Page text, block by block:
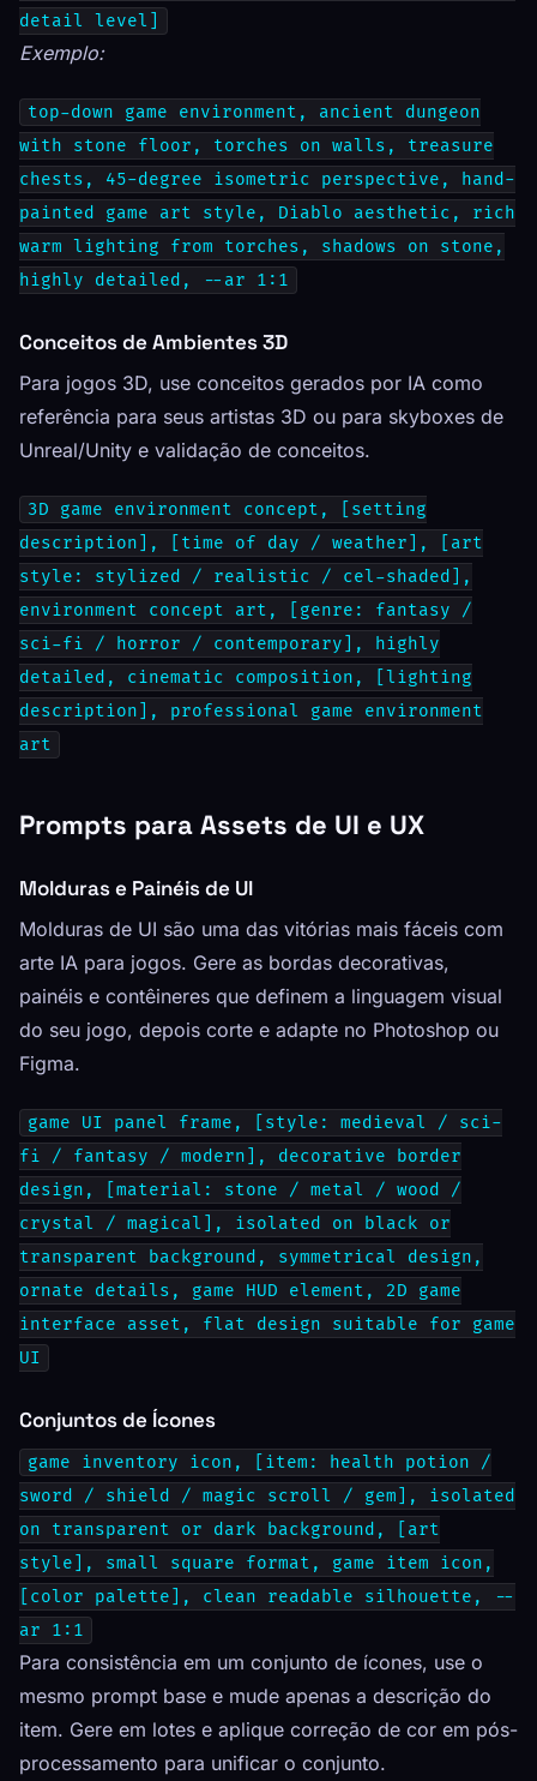
detail level]
Exemplo:
top-down game environment, ancient dungeon
with stone floor, torches on walls, treasure
chests, 45-degree isometric perspective, hand-
painted game art style, Diablo aesthetic, rich
warm lighting from torches, shadows on stone,
highly detailed, --ar 1:1
Conceitos de Ambientes 3D
Para jogos 3D, use conceitos gerados por IA como
referência para seus artistas 3D ou para skyboxes de
Unreal/Unity e validação de conceitos.
3D game environment concept, [setting
description], [time of day / weather], [art
style: stylized / realistic / cel-shaded],
environment concept art, [genre: fantasy /
sci-fi / horror / contemporary], highly
detailed, cinematic composition, [lighting
description], professional game environment
art
Prompts para Assets de UI e UX
Molduras e Painéis de UI
Molduras de UI são uma das vitórias mais fáceis com
arte IA para jogos. Gere as bordas decorativas,
painéis e contêineres que definem a linguagem visual
do seu jogo, depois corte e adapte no Photoshop ou
Figma.
game UI panel frame, [style: medieval / sci-
fi / fantasy / modern], decorative border
design, [material: stone / metal / wood /
crystal / magical], isolated on black or
transparent background, symmetrical design,
ornate details, game HUD element, 2D game
interface asset, flat design suitable for game
UI
Conjuntos de Ícones
game inventory icon, [item: health potion /
sword / shield / magic scroll / gem], isolated
on transparent or dark background, [art
style], small square format, game item icon,
[color palette], clean readable silhouette, --
ar 1:1
Para consistência em um conjunto de ícones, use o
mesmo prompt base e mude apenas a descrição do
item. Gere em lotes e aplique correção de cor em pós-
processamento para unificar o conjunto.